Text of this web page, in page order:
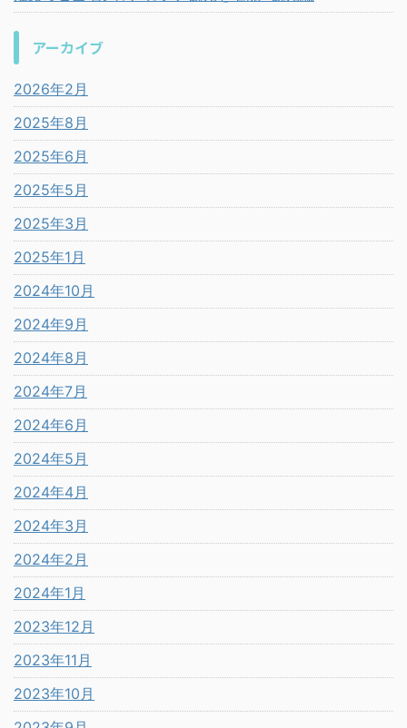
アーカイブ
2026年2月
2025年8月
2025年6月
2025年5月
2025年3月
2025年1月
2024年10月
2024年9月
2024年8月
2024年7月
2024年6月
2024年5月
2024年4月
2024年3月
2024年2月
2024年1月
2023年12月
2023年11月
2023年10月